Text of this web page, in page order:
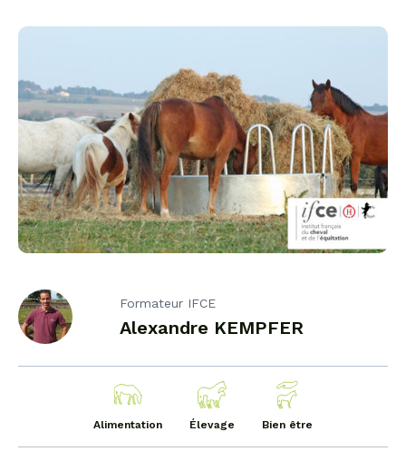
Formateur IFCE
Alexandre KEMPFER
Alimentation Élevage Bien être